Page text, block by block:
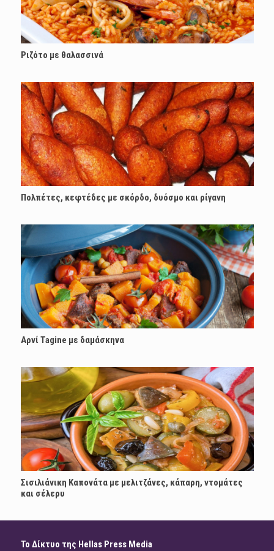
Ριζότο με θαλασσινά
Πολπέτες, κεφτέδες με σκόρδο, δυόσμο και ρίγανη
Αρνί Tagine με δαμάσκηνα
Σισιλιάνικη Καπονάτα με μελιτζάνες, κάπαρη, ντομάτες
και σέλερυ
Το Δίκτυο της Hellas Press Media